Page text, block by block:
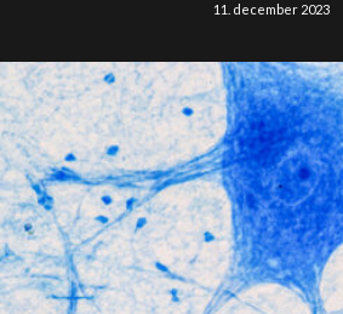
11. december 2023